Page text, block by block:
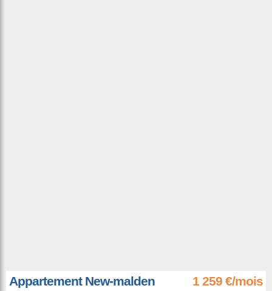
Appartement New-malden 1 259 €/mois